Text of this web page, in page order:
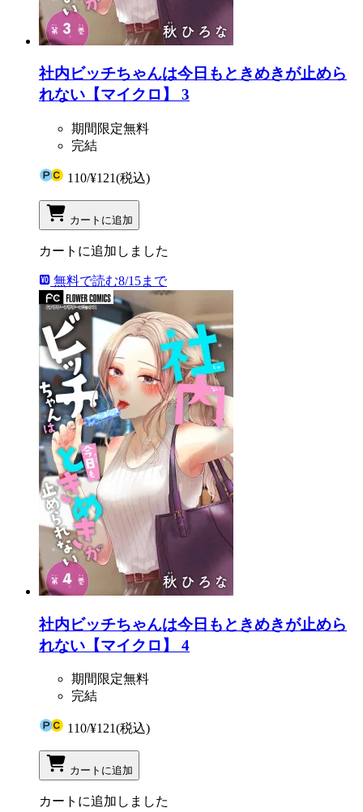
社内ビッチちゃんは今日もときめきが止めら
れない【マイクロ】 3
期間限定無料
完結
110/¥121(税込)
カートに追加
カートに追加しました
無料で読む8/15まで
社内ビッチちゃんは今日もときめきが止めら
れない【マイクロ】 4
期間限定無料
完結
110/¥121(税込)
カートに追加
カートに追加しました